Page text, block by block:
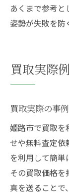
あくまで参考
姿勢が失敗を防
買取実際
買取実際の事
姫路市で買取を
せや無料査定依
を利用して簡
その買取価格
真を送ることで